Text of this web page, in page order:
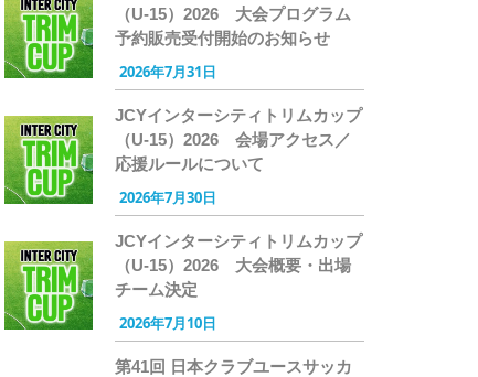
（U-15）2026 大会プログラム
予約販売受付開始のお知らせ
2026年7月31日
JCYインターシティトリムカップ
（U-15）2026 会場アクセス／
応援ルールについて
2026年7月30日
JCYインターシティトリムカップ
（U-15）2026 大会概要・出場
チーム決定
2026年7月10日
第41回 日本クラブユースサッカ